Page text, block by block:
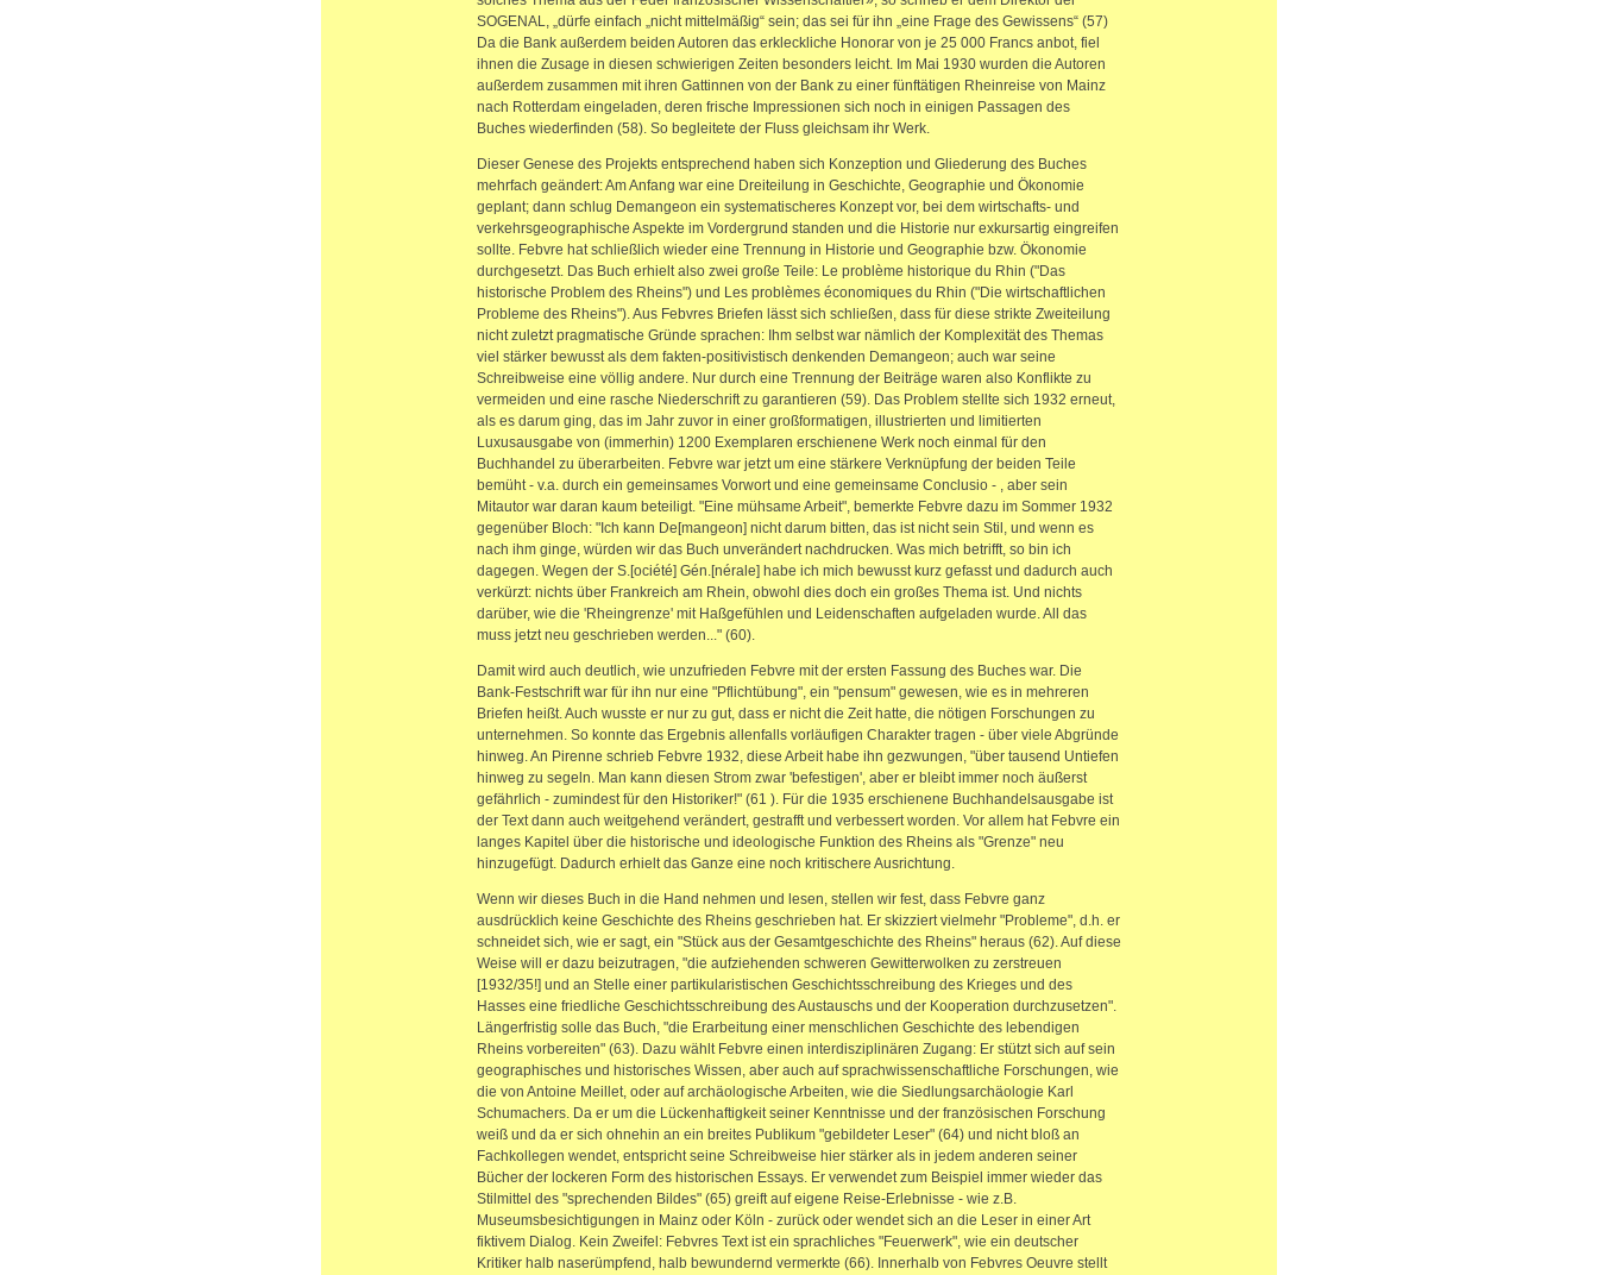
SOGENAL, „dürfe einfach „nicht mittelmäßig“ sein; das sei für ihn „eine Frage des Gewissens“ (57)
Da die Bank außerdem beiden Autoren das erkleckliche Honorar von je 25 000 Francs anbot, fiel
ihnen die Zusage in diesen schwierigen Zeiten besonders leicht. Im Mai 1930 wurden die Autoren
außerdem zusammen mit ihren Gattinnen von der Bank zu einer fünftätigen Rheinreise von Mainz
nach Rotterdam eingeladen, deren frische Impressionen sich noch in einigen Passagen des
Buches wiederfinden (58). So begleitete der Fluss gleichsam ihr Werk.
Dieser Genese des Projekts entsprechend haben sich Konzeption und Gliederung des Buches
mehrfach geändert: Am Anfang war eine Dreiteilung in Geschichte, Geographie und Ökonomie
geplant; dann schlug Demangeon ein systematischeres Konzept vor, bei dem wirtschafts- und
verkehrsgeographische Aspekte im Vordergrund standen und die Historie nur exkursartig eingreifen
sollte. Febvre hat schließlich wieder eine Trennung in Historie und Geographie bzw. Ökonomie
durchgesetzt. Das Buch erhielt also zwei große Teile: Le problème historique du Rhin ("Das
historische Problem des Rheins") und Les problèmes économiques du Rhin ("Die wirtschaftlichen
Probleme des Rheins"). Aus Febvres Briefen lässt sich schließen, dass für diese strikte Zweiteilung
nicht zuletzt pragmatische Gründe sprachen: Ihm selbst war nämlich der Komplexität des Themas
viel stärker bewusst als dem fakten-positivistisch denkenden Demangeon; auch war seine
Schreibweise eine völlig andere. Nur durch eine Trennung der Beiträge waren also Konflikte zu
vermeiden und eine rasche Niederschrift zu garantieren (59). Das Problem stellte sich 1932 erneut,
als es darum ging, das im Jahr zuvor in einer großformatigen, illustrierten und limitierten
Luxusausgabe von (immerhin) 1200 Exemplaren erschienene Werk noch einmal für den
Buchhandel zu überarbeiten. Febvre war jetzt um eine stärkere Verknüpfung der beiden Teile
bemüht - v.a. durch ein gemeinsames Vorwort und eine gemeinsame Conclusio - , aber sein
Mitautor war daran kaum beteiligt. "Eine mühsame Arbeit", bemerkte Febvre dazu im Sommer 1932
gegenüber Bloch: "Ich kann De[mangeon] nicht darum bitten, das ist nicht sein Stil, und wenn es
nach ihm ginge, würden wir das Buch unverändert nachdrucken. Was mich betrifft, so bin ich
dagegen. Wegen der S.[ociété] Gén.[nérale] habe ich mich bewusst kurz gefasst und dadurch auch
verkürzt: nichts über Frankreich am Rhein, obwohl dies doch ein großes Thema ist. Und nichts
darüber, wie die 'Rheingrenze' mit Haßgefühlen und Leidenschaften aufgeladen wurde. All das
muss jetzt neu geschrieben werden..." (60).
Damit wird auch deutlich, wie unzufrieden Febvre mit der ersten Fassung des Buches war. Die
Bank-Festschrift war für ihn nur eine "Pflichtübung", ein "pensum" gewesen, wie es in mehreren
Briefen heißt. Auch wusste er nur zu gut, dass er nicht die Zeit hatte, die nötigen Forschungen zu
unternehmen. So konnte das Ergebnis allenfalls vorläufigen Charakter tragen - über viele Abgründe
hinweg. An Pirenne schrieb Febvre 1932, diese Arbeit habe ihn gezwungen, "über tausend Untiefen
hinweg zu segeln. Man kann diesen Strom zwar 'befestigen', aber er bleibt immer noch äußerst
gefährlich - zumindest für den Historiker!" (61 ). Für die 1935 erschienene Buchhandelsausgabe ist
der Text dann auch weitgehend verändert, gestrafft und verbessert worden. Vor allem hat Febvre ein
langes Kapitel über die historische und ideologische Funktion des Rheins als "Grenze" neu
hinzugefügt. Dadurch erhielt das Ganze eine noch kritischere Ausrichtung.
Wenn wir dieses Buch in die Hand nehmen und lesen, stellen wir fest, dass Febvre ganz
ausdrücklich keine Geschichte des Rheins geschrieben hat. Er skizziert vielmehr "Probleme", d.h. er
schneidet sich, wie er sagt, ein "Stück aus der Gesamtgeschichte des Rheins" heraus (62). Auf diese
Weise will er dazu beizutragen, "die aufziehenden schweren Gewitterwolken zu zerstreuen
[1932/35!] und an Stelle einer partikularistischen Geschichtsschreibung des Krieges und des
Hasses eine friedliche Geschichtsschreibung des Austauschs und der Kooperation durchzusetzen".
Längerfristig solle das Buch, "die Erarbeitung einer menschlichen Geschichte des lebendigen
Rheins vorbereiten" (63). Dazu wählt Febvre einen interdisziplinären Zugang: Er stützt sich auf sein
geographisches und historisches Wissen, aber auch auf sprachwissenschaftliche Forschungen, wie
die von Antoine Meillet, oder auf archäologische Arbeiten, wie die Siedlungsarchäologie Karl
Schumachers. Da er um die Lückenhaftigkeit seiner Kenntnisse und der französischen Forschung
weiß und da er sich ohnehin an ein breites Publikum "gebildeter Leser" (64) und nicht bloß an
Fachkollegen wendet, entspricht seine Schreibweise hier stärker als in jedem anderen seiner
Bücher der lockeren Form des historischen Essays. Er verwendet zum Beispiel immer wieder das
Stilmittel des "sprechenden Bildes" (65) greift auf eigene Reise-Erlebnisse - wie z.B.
Museumsbesichtigungen in Mainz oder Köln - zurück oder wendet sich an die Leser in einer Art
fiktivem Dialog. Kein Zweifel: Febvres Text ist ein sprachliches "Feuerwerk", wie ein deutscher
Kritiker halb naserümpfend, halb bewundernd vermerkte (66). Innerhalb von Febvres Oeuvre stellt